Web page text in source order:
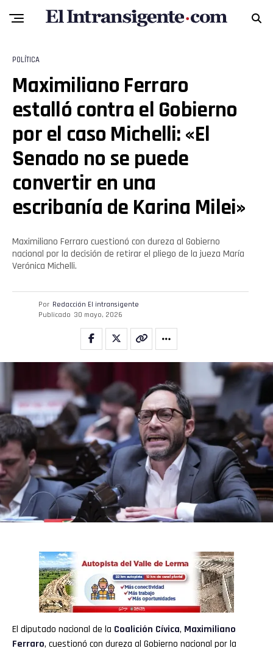
POLÍTICA
Maximiliano Ferraro
estalló contra el Gobierno
por el caso Michelli: «El
Senado no se puede
convertir en una
escribanía de Karina Milei»
Maximiliano Ferraro cuestionó con dureza al Gobierno
nacional por la decisión de retirar el pliego de la jueza María
Verónica Michelli.
Por Redacción El intransigente
Publicado 30 mayo, 2026
El diputado nacional de la Coalición Cívica, Maximiliano
Ferraro, cuestionó con dureza al Gobierno nacional por la
Flipboard
Reddit
Pinterest
Whatsapp